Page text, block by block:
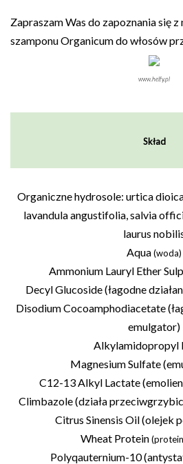
Zapraszam Was do zapoznania się
szamponu Organicum do włosów
www.helfy.pl
Skład
Organiczne hydrosole: urtica
lavandula angustifolia, salvia
laurus
Aqua(woda)
Ammonium Lauryl Ether
Decyl Glucoside (łagodne
Disodium Cocoamphodiacetate
emulgator)
Alkylamidopropyl
Magnesium Sulfate
C12-13 Alkyl Lactate
Climbazole (działa
Citrus Sinensis Oil (olejek
Wheat Protein
Polyqauternium-10